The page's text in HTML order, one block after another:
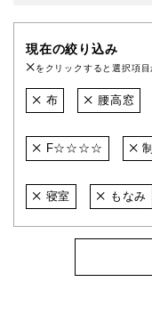
現在の絞り込み
をクリックすると選択項目
布 腰高窓
F☆☆☆☆
寝室 もなみ